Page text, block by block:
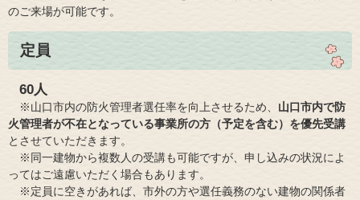
のご来場が可能です。
定員
60人
​ ※山口市内の防火管理者選任率を向上させるため、 山口市内で防
火管理者が不在となっている事業所の方（予定を含む）を優先受講
とさせていただきます。
​ ※同一建物から複数人の受講も可能ですが、申し込みの状況によ
ってはご遠慮いただく場合もあります。
※定員に空きがあれば、市外の方や選任義務のない建物の関係者